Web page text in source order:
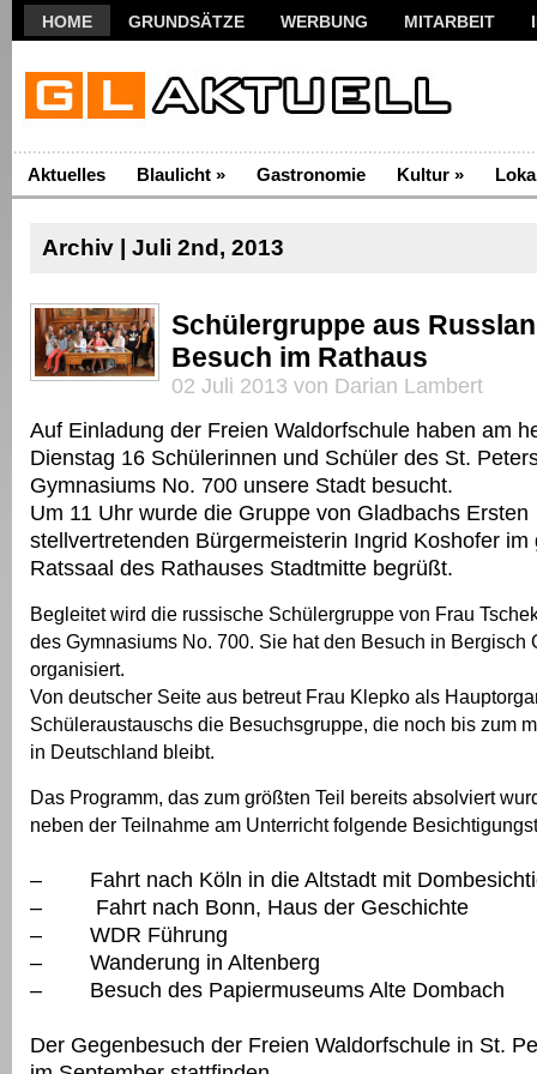
HOME GRUNDSÄTZE WERBUNG MITARBEIT
Aktuelles Blaulicht » Gastronomie Kultur »
Archiv | Juli 2nd, 2013
Schülergruppe aus
Besuch im Rathaus
02 Juli 2013 von Darian Lambert
Auf Einladung der Freien Waldorfschule haben am
Dienstag 16 Schülerinnen und Schüler des St.
Gymnasiums No. 700 unsere Stadt besucht.
Um 11 Uhr wurde die Gruppe von Gladbachs Ersten
stellvertretenden Bürgermeisterin Ingrid Koshofer im
Ratssaal des Rathauses Stadtmitte begrüßt.
Begleitet wird die russische Schülergruppe von Frau
des Gymnasiums No. 700. Sie hat den Besuch in Bergisch
organisiert.
Von deutscher Seite aus betreut Frau Klepko als
Schüleraustauschs die Besuchsgruppe, die noch bis zum
in Deutschland bleibt.
Das Programm, das zum größten Teil bereits absolviert
neben der Teilnahme am Unterricht folgende
– Fahrt nach Köln in die Altstadt mit
– Fahrt nach Bonn, Haus der Geschichte
– WDR Führung
– Wanderung in Altenberg
– Besuch des Papiermuseums Alte Dombach
Der Gegenbesuch der Freien Waldorfschule in St.